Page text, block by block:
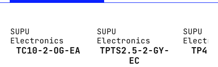
SUPU
Electronics
TC10-2-OG-EA
SUPU
Electronics
TPTS2.5-2-GY-
EC
SUPU
TP4-